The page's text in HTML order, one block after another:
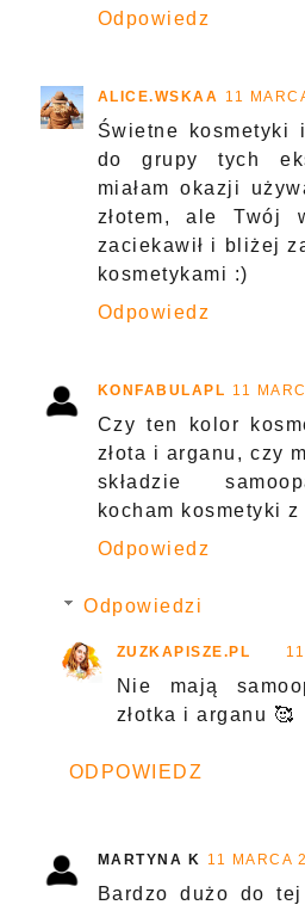
Odpowiedz
ALICE.WSKAA 11
Świetne kosmetyki
do grupy tych
miałam okazji
złotem, ale Twój
zaciekawił i bliżej
kosmetykami :)
Odpowiedz
KONFABULAPL 11
Czy ten kolor
złota i arganu, czy
składzie
kocham kosmetyki
Odpowiedz
Odpowiedzi
ZUZKAPISZE.PL
Nie mają
złotka i arganu 🥰
ODPOWIEDZ
MARTYNA K 11 MARCA
Bardzo dużo do tej